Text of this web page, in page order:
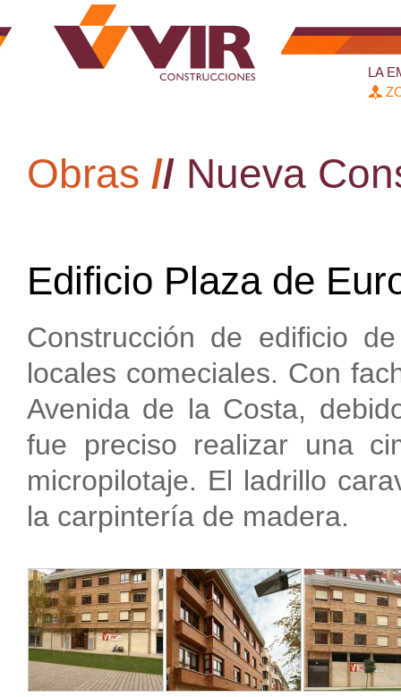
LA
Obras // Nueva
Edificio Plaza de
Construcción de edificio
locales comeciales. Con
Avenida de la Costa,
fue preciso realizar una
micropilotaje. El ladrillo
la carpintería de madera.